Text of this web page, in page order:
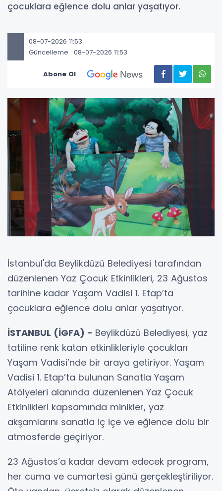
çocuklara eğlence dolu anlar yaşatıyor.
08-07-2026 11:53
Güncelleme : 08-07-2026 11:53
Abone Ol
İstanbul'da Beylikdüzü Belediyesi tarafından
düzenlenen Yaz Çocuk Etkinlikleri, 23 Ağustos
tarihine kadar Yaşam Vadisi 1. Etap’ta
çocuklara eğlence dolu anlar yaşatıyor.
İSTANBUL (İGFA) - Beylikdüzü Belediyesi, yaz
tatiline renk katan etkinlikleriyle çocukları
Yaşam Vadisi’nde bir araya getiriyor. Yaşam
Vadisi 1. Etap’ta bulunan Sanatla Yaşam
Atölyeleri alanında düzenlenen Yaz Çocuk
Etkinlikleri kapsamında minikler, yaz
akşamlarını sanatla iç içe ve eğlence dolu bir
atmosferde geçiriyor.
23 Ağustos’a kadar devam edecek program,
her cuma ve cumartesi günü gerçekleştiriliyor.